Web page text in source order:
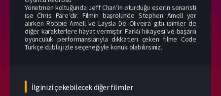
Yönetmen koltuğunda Jeff Chan’in oturduğu eserin senaristi
ise Chris Pare’dir. Filmin başrolünde Stephen Amell yer
alırken Robbie Amell ve Laysla De Oliveira gibi isimler de
diğer karakterlere hayat vermiştir. Farklı hikayesi ve başarılı
oyunculuk performanslarıyla dikkatleri çeken filme Code
Türkçe dublaj izle seçeneğiyle konuk olabilirsiniz.
İlginizi çekebilecek diğer filmler